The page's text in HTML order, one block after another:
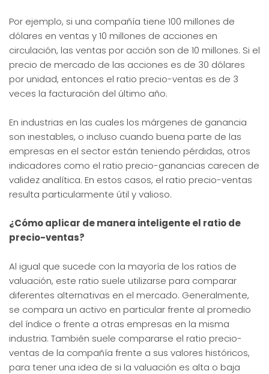
Por ejemplo, si una compañía tiene 100 millones de
dólares en ventas y 10 millones de acciones en
circulación, las ventas por acción son de 10 millones. Si el
precio de mercado de las acciones es de 30 dólares
por unidad, entonces el ratio precio-ventas es de 3
veces la facturación del último año.
En industrias en las cuales los márgenes de ganancia
son inestables, o incluso cuando buena parte de las
empresas en el sector están teniendo pérdidas, otros
indicadores como el ratio precio-ganancias carecen de
validez analítica. En estos casos, el ratio precio-ventas
resulta particularmente útil y valioso.
¿Cómo aplicar de manera inteligente el ratio de
precio-ventas?
Al igual que sucede con la mayoría de los ratios de
valuación, este ratio suele utilizarse para comparar
diferentes alternativas en el mercado. Generalmente,
se compara un activo en particular frente al promedio
del índice o frente a otras empresas en la misma
industria. También suele compararse el ratio precio-
ventas de la compañía frente a sus valores históricos,
para tener una idea de si la valuación es alta o baja